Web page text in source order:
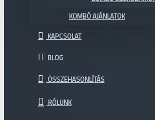
KOMBÓ AJÁNLATOK
KAPCSOLAT
BLOG
ÖSSZEHASONLÍTÁS
RÓLUNK